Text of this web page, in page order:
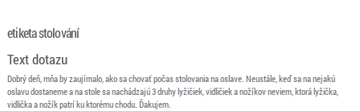
etiketa stolování
Text dotazu
Dobrý deň, mňa by zaujímalo, ako sa chovať počas stolovania na oslave. Neustále, keď sa na nejakú
oslavu dostaneme a na stole sa nachádzajú 3 druhy lyžičiek, vidličiek a nožíkov neviem, ktorá lyžička,
vidlička a nožík patrí ku ktorému chodu. Ďakujem.